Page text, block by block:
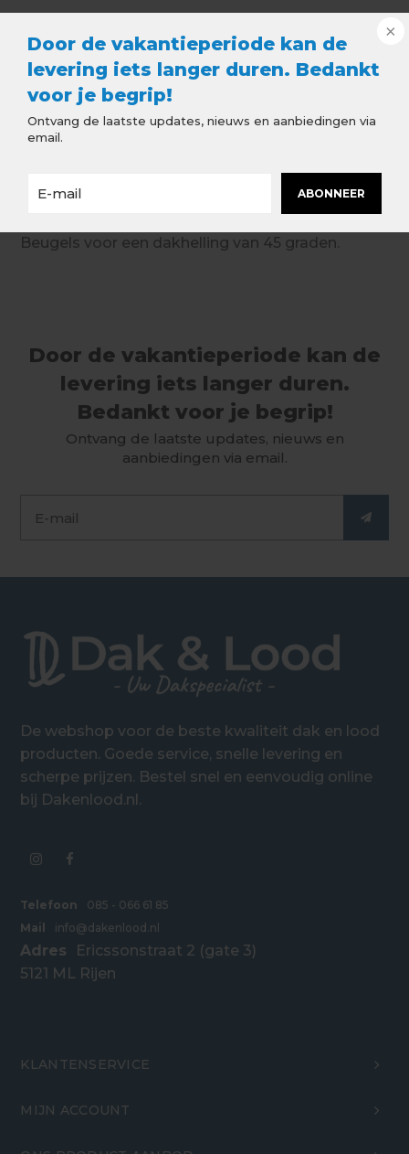
Door de vakantieperiode kan de
levering iets langer duren. Bedankt
voor je begrip!
Ontvang de laatste updates, nieuws en aanbiedingen via
email.
ABONNEER
Beschrijving
Mastgootbeugels - 45° Met Lip -
Beugels voor een dakhelling van 45 graden.
Door de vakantieperiode kan de
levering iets langer duren.
Bedankt voor je begrip!
Ontvang de laatste updates, nieuws en
aanbiedingen via email.
De webshop voor de beste kwaliteit dak en lood
producten. Goede service, snelle levering en
scherpe prijzen. Bestel snel en eenvoudig online
bij Dakenlood.nl.
Telefoon
085 - 066 61 85
Mail
info@dakenlood.nl
Adres
Ericssonstraat 2 (gate 3)
5121 ML Rijen
KLANTENSERVICE
MIJN ACCOUNT